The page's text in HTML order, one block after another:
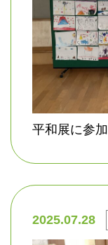
平和展に参
2025.07.28